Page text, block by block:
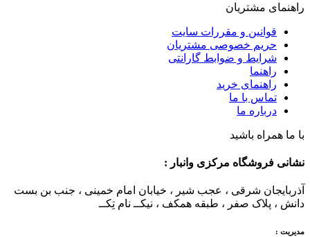
راهنمای مشتریان
قوانین و مقررات سایت
حریم خصوصی مشتریان
شرایط و ضوابط گارانتی
راهنما
راهنمای خرید
تماس با ما
درباره ما
با ما همراه باشید
نشانی فروشگاه مرکزی وانبار :
آذربایجان شرقی ، عجب شیر ، خیابان امام خمینی ، جنب بن بست
دانش ، پلاک صفر ، طبقه همکف ، نیکــ نام تِکــ
مدیریت :